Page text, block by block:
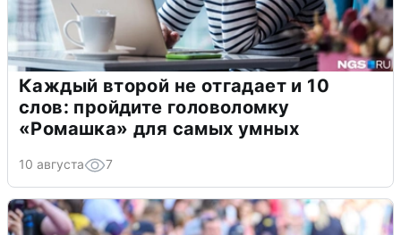
Каждый второй не отгадает и 10
слов: пройдите головоломку
«Ромашка» для самых умных
10 августа 7